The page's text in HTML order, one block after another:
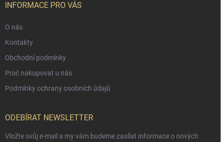
INFORMACE PRO VÁS
O nás
Kontakty
Obchodní podmínky
Proč nakupovat u nás
Podmínky ochrany osobních údajů
ODEBÍRAT NEWSLETTER
Vložte svůj e-mail a my vám budeme zasílat informace o nových